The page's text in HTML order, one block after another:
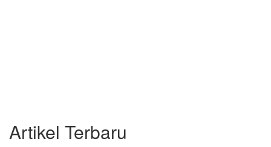
Artikel Terbaru